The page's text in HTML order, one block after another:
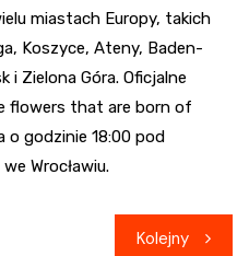
miastach Europy, takich
Koszyce, Ateny, Baden-
i Zielona Góra. Oficjalne
flowers that are born of
o godzinie 18:00 pod
Wrocławiu.
Kolejny